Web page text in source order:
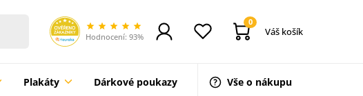
Hodnocení: 93%
0
Váš košík
Plakáty Dárkové poukazy Vše o nákupu